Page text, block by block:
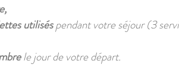
utiliséspendant votre séjour (3
le jour de votre départ.